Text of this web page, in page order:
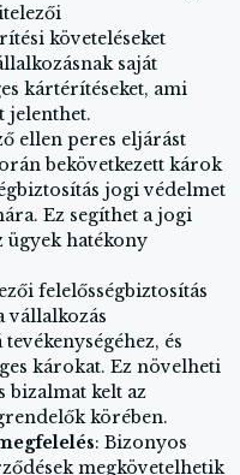
követeléseket
saját
kártérítéseket, ami
jelenthet.
ellen peres eljárást
bekövetkezett károk
jogi védelmet
Ez segíthet a jogi
ügyek hatékony
felelősségbiztosítás
vállalkozás
és
károkat. Ez növelheti
bizalmat kelt az
körében.
: Bizonyos
megkövetelhetik